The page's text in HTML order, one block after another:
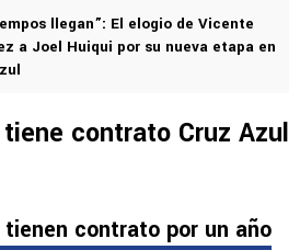
llegan”: El elogio de Vicente
a Joel Huiqui por su nueva etapa en
contrato Cruz Azul
contrato por un año